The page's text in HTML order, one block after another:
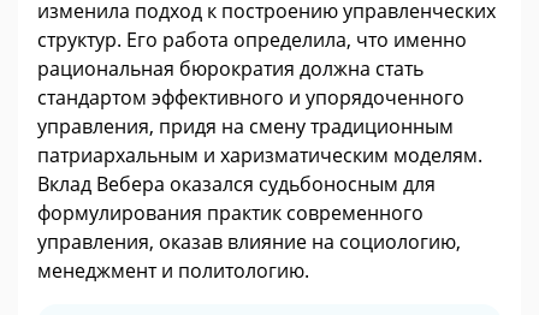
изменила подход к построению управленческих
структур. Его работа определила, что именно
рациональная бюрократия должна стать
стандартом эффективного и упорядоченного
управления, придя на смену традиционным
патриархальным и харизматическим моделям.
Вклад Вебера оказался судьбоносным для
формулирования практик современного
управления, оказав влияние на социологию,
менеджмент и политологию.